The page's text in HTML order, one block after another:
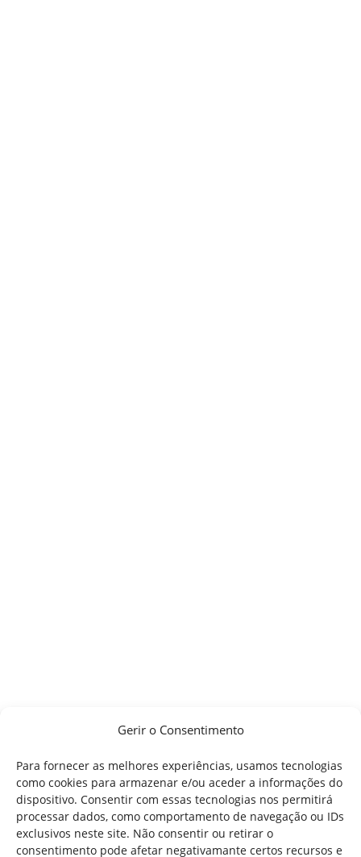
Gerir o Consentimento
Para fornecer as melhores experiências, usamos tecnologias
como cookies para armazenar e/ou aceder a informações do
dispositivo. Consentir com essas tecnologias nos permitirá
processar dados, como comportamento de navegação ou IDs
exclusivos neste site. Não consentir ou retirar o
consentimento pode afetar negativamante certos recursos e